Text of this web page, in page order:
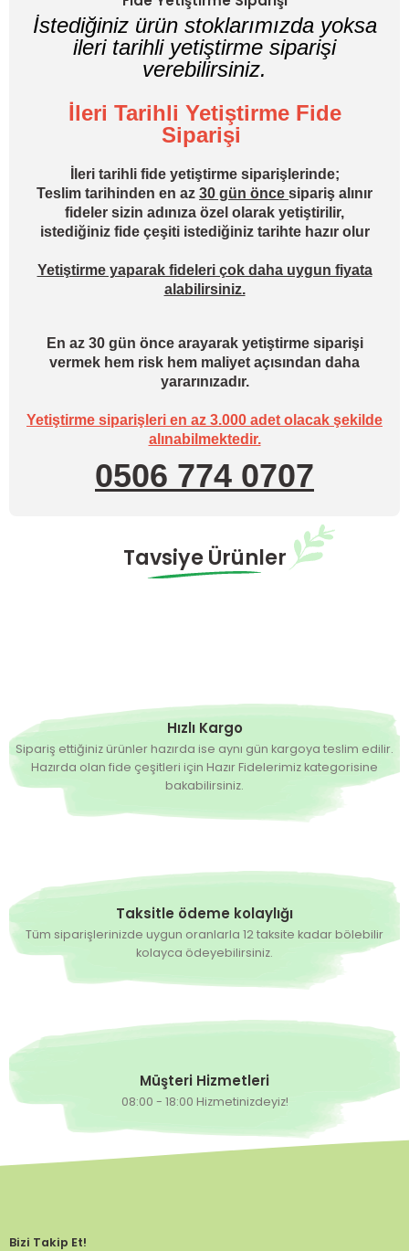
İstediğiniz ürün stoklarımızda yoksa
ileri tarihli yetiştirme siparişi
verebilirsiniz.
İleri Tarihli Yetiştirme Fide
Siparişi
İleri tarihli fide yetiştirme siparişlerinde;
Teslim tarihinden en az 30 gün önce sipariş alınır
fideler sizin adınıza özel olarak yetiştirilir,
istediğiniz fide çeşiti istediğiniz tarihte hazır olur
Yetiştirme yaparak fideleri çok daha uygun fiyata
alabilirsiniz.
En az 30 gün önce arayarak yetiştirme siparişi
vermek hem risk hem maliyet açısından daha
yararınızadır.
Yetiştirme siparişleri en az 3.000 adet olacak şekilde
alınabilmektedir.
0506 774 0707
Tavsiye Ürünler
Hazırda Yok
Pembeköy F1 - Pembe Köy Domatesi Fidesi
13,50 TL
0,00 TL
Hızlı Kargo
Sipariş ettiğiniz ürünler hazırda ise aynı gün kargoya teslim edilir.
Hazırda olan fide çeşitleri için Hazır Fidelerimiz kategorisine
bakabilirsiniz.
Taksitle ödeme kolaylığı
Tüm siparişlerinizde uygun oranlarla 12 taksite kadar bölebilir
kolayca ödeyebilirsiniz.
Müşteri Hizmetleri
08:00 - 18:00 Hizmetinizdeyiz!
Bizi Takip Et!